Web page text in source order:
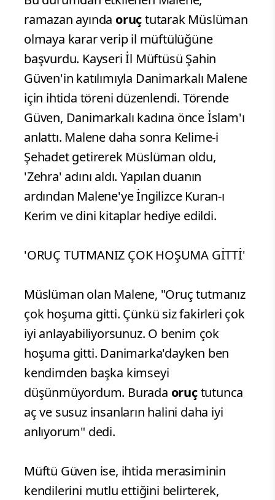
ramazan ayında oruçtutarak Müslüman
olmaya karar verip il müftülüğüne
başvurdu. Kayseri İl Müftüsü Şahin
Güven'in katılımıyla Danimarkalı Malene
için ihtida töreni düzenlendi. Törende
Güven, Danimarkalı kadına önce İslam'ı
anlattı. Malene daha sonra Kelime-i
Şehadet getirerek Müslüman oldu,
'Zehra' adını aldı. Yapılan duanın
ardından Malene'ye İngilizce Kuran-ı
Kerim ve dini kitaplar hediye edildi.
'ORUÇ TUTMANIZ ÇOK HOŞUMA GİTTİ'
Müslüman olan Malene, "Oruç tutmanız
çok hoşuma gitti. Çünkü siz fakirleri çok
iyi anlayabiliyorsunuz. O benim çok
hoşuma gitti. Danimarka'dayken ben
kendimden başka kimseyi
düşünmüyordum. Burada oruçtutunca
aç ve susuz insanların halini daha iyi
anlıyorum" dedi.
Müftü Güven ise, ihtida merasiminin
kendilerini mutlu ettiğini belirterek,